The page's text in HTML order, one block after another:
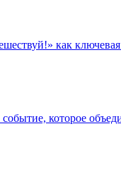
как
которое